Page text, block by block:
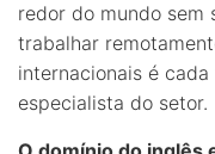
redor do mundo sem
trabalhar
internacionais é cada
especialista do setor.